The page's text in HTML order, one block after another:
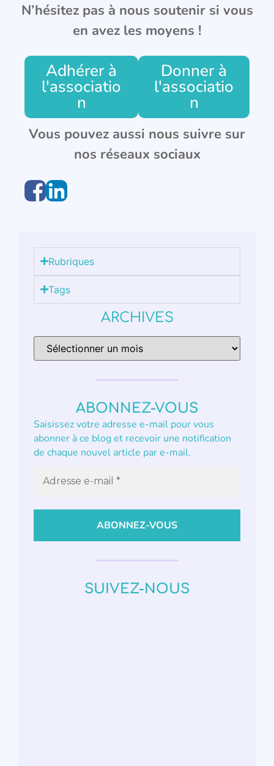
N’hésitez pas à nous soutenir si vous
en avez les moyens !
Adhérer à
l'associatio
n
Donner à
l'associatio
n
Vous pouvez aussi nous suivre sur
nos réseaux sociaux
Rubriques
Tags
ARCHIVES
ABONNEZ-VOUS
Saisissez votre adresse e-mail pour vous
abonner à ce blog et recevoir une notification
de chaque nouvel article par e-mail.
SUIVEZ-NOUS